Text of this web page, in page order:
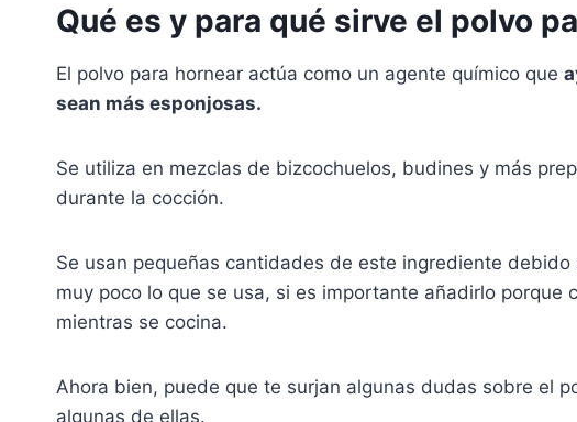
Qué es y para qué sirve el polvo
El polvo para hornear actúa como un agente químico que
sean más esponjosas.
Se utiliza en mezclas de bizcochuelos, budines y más
durante la cocción.
Se usan pequeñas cantidades de este ingrediente
muy poco lo que se usa, si es importante añadirlo porque
mientras se cocina.
Ahora bien, puede que te surjan algunas dudas sobre el
algunas de ellas.